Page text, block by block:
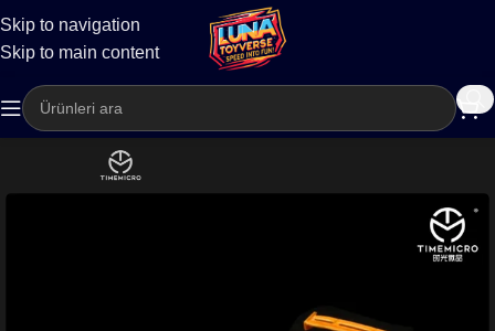
Skip to navigation
Skip to main content
Kargo